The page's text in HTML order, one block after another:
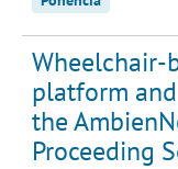
Wheelchair-
platform
the
Proceeding